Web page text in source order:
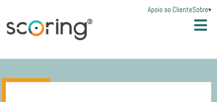
Apoio ao ClienteSobre▾